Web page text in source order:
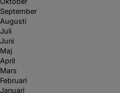
September
Augusti
Juli
Juni
Maj
April
Mars
Februari
Januari